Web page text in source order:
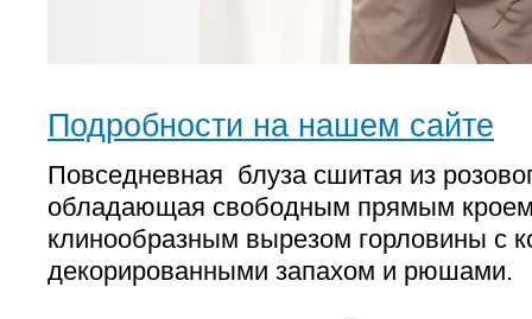
Подробности на нашем сайте
Повседневная блуза сшитая из
обладающая свободным прямым
клинообразным вырезом горловины с
декорированными запахом и рюшами.